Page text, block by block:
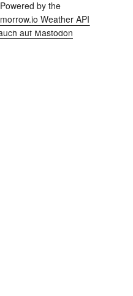
auf Mastodon